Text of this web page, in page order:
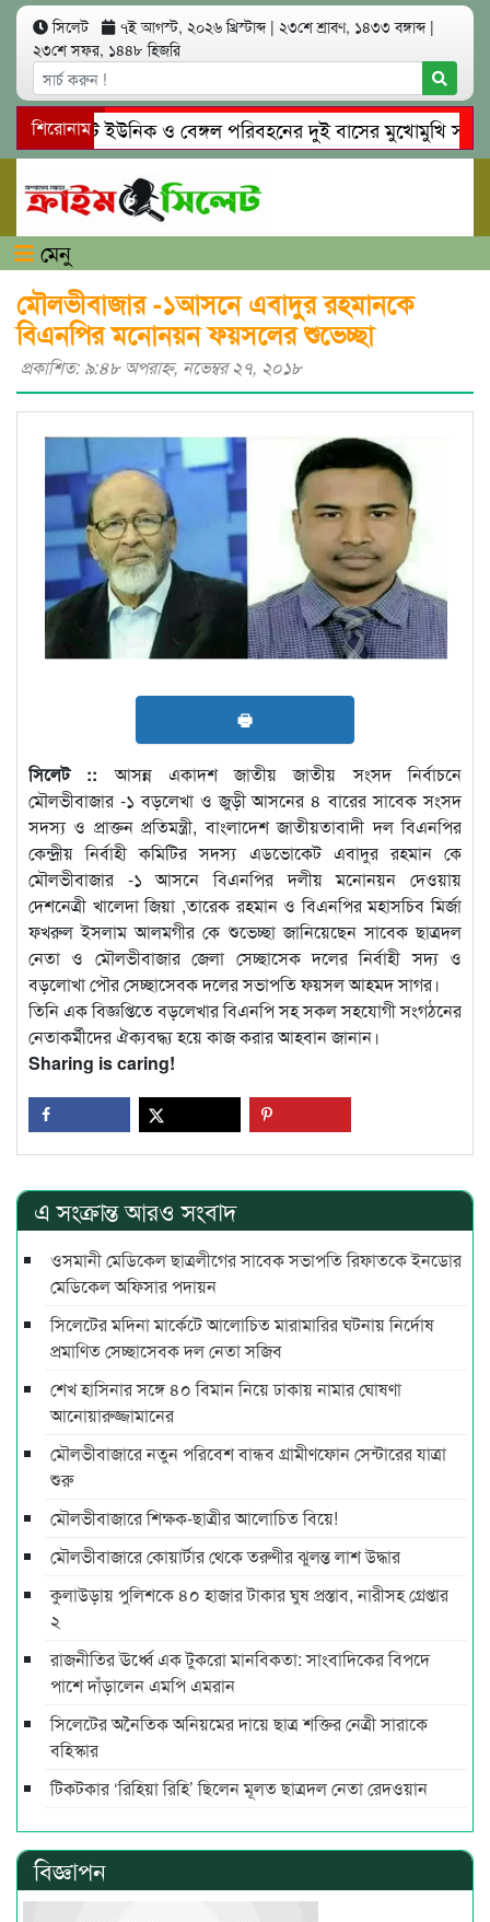
সিলেট ৭ই আগস্ট, ২০২৬ খ্রিস্টাব্দ | ২৩শে শ্রাবণ, ১৪৩৩ বঙ্গাব্দ |
২৩শে সফর, ১৪৪৮ হিজরি
শিরোনাম
সিলেটে ইউনিক ও বেঙ্গল পরিবহনের দুই বাসের মুখোমুখি
গোয়াইনঘাটে প্রেমের ফাঁদে তরুণী পাচার: মাদকাসক্ত রিমালকে
মেনু
মৌলভীবাজার -১আসনে এবাদুর রহমানকে
বিএনপির মনোনয়ন ফয়সলের শুভেচ্ছা
প্রকাশিত: ৯:৪৮ অপরাহ্ণ, নভেম্বর ২৭, ২০১৮
🖶
সিলেট :: আসন্ন একাদশ জাতীয় জাতীয় সংসদ নির্বাচনে
মৌলভীবাজার -১ বড়লেখা ও জুড়ী আসনের ৪ বারের সাবেক সংসদ
সদস্য ও প্রাক্তন প্রতিমন্ত্রী, বাংলাদেশ জাতীয়তাবাদী দল বিএনপির
কেন্দ্রীয় নির্বাহী কমিটির সদস্য এডভোকেট এবাদুর রহমান কে
মৌলভীবাজার -১ আসনে বিএনপির দলীয় মনোনয়ন দেওয়ায়
দেশনেত্রী খালেদা জিয়া ,তারেক রহমান ও বিএনপির মহাসচিব মির্জা
ফখরুল ইসলাম আলমগীর কে শুভেচ্ছা জানিয়েছেন সাবেক ছাত্রদল
নেতা ও মৌলভীবাজার জেলা সেচ্ছাসেক দলের নির্বাহী সদ্য ও
বড়লোখা পৌর সেচ্ছাসেবক দলের সভাপতি ফয়সল আহমদ সাগর।
তিনি এক বিজ্ঞপ্তিতে বড়লেখার বিএনপি সহ সকল সহযোগী সংগঠনের
নেতাকর্মীদের ঐক্যবদ্ধ্য হয়ে কাজ করার আহবান জানান।
Sharing is caring!
এ সংক্রান্ত আরও সংবাদ
ওসমানী মেডিকেল ছাত্রলীগের সাবেক সভাপতি রিফাতকে ইনডোর
মেডিকেল অফিসার পদায়ন
সিলেটের মদিনা মার্কেটে আলোচিত মারামারির ঘটনায় নির্দোষ
প্রমাণিত সেচ্ছাসেবক দল নেতা সজিব
শেখ হাসিনার সঙ্গে ৪০ বিমান নিয়ে ঢাকায় নামার ঘোষণা
আনোয়ারুজ্জামানের
মৌলভীবাজারে নতুন পরিবেশ বান্ধব গ্রামীণফোন সেন্টারের যাত্রা
শুরু
মৌলভীবাজারে শিক্ষক-ছাত্রীর আলোচিত বিয়ে!
মৌলভীবাজারে কোয়ার্টার থেকে তরুণীর ঝুলন্ত লাশ উদ্ধার
কুলাউড়ায় পুলিশকে ৪০ হাজার টাকার ঘুষ প্রস্তাব, নারীসহ গ্রেপ্তার
২
রাজনীতির ঊর্ধ্বে এক টুকরো মানবিকতা: সাংবাদিকের বিপদে
পাশে দাঁড়ালেন এমপি এমরান
সিলেটের অনৈতিক অনিয়মের দায়ে ছাত্র শক্তির নেত্রী সারাকে
বহিস্কার
টিকটকার ‘রিহিয়া রিহি’ ছিলেন মূলত ছাত্রদল নেতা রেদওয়ান
বিজ্ঞাপন